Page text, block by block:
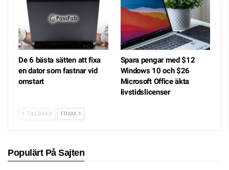
De 6 bästa sätten att fixa
en dator som fastnar vid
omstart
Spara pengar med $12
Windows 10 och $26
Microsoft Office äkta
livstidslicenser
TILLBAKA FRAM
Populärt På Sajten